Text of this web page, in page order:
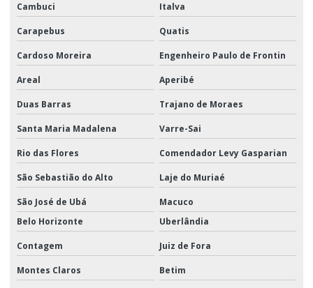
Cambuci Italva
Carapebus Quatis
Cardoso Moreira Engenheiro Paulo de Frontin
Areal Aperibé
Duas Barras Trajano de Moraes
Santa Maria Madalena Varre-Sai
Rio das Flores Comendador Levy Gasparian
São Sebastião do Alto Laje do Muriaé
São José de Ubá
Macuco
Belo Horizonte
Uberlândia
Contagem Juiz de Fora
Montes Claros Betim